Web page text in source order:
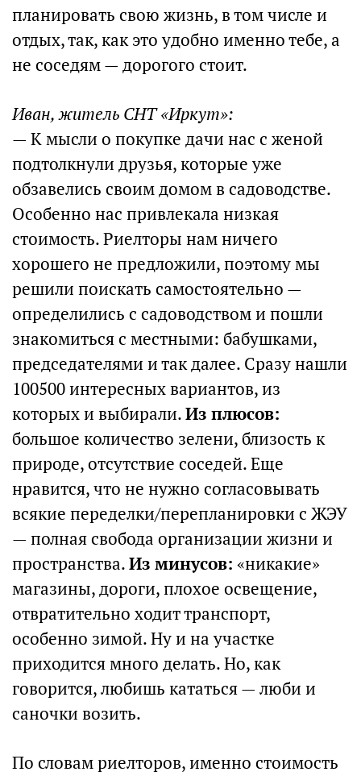
планировать свою жизнь, в том числе и
отдых, так, как это удобно именно тебе, а
не соседям — дорогого стоит.
Иван, житель СНТ «Иркут»:
— К мысли о покупке дачи нас с женой
подтолкнули друзья, которые уже
обзавелись своим домом в садоводстве.
Особенно нас привлекала низкая
стоимость. Риелторы нам ничего
хорошего не предложили, поэтому мы
решили поискать самостоятельно —
определились с садоводством и пошли
знакомиться с местными: бабушками,
председателями и так далее. Сразу нашли
100500 интересных вариантов, из
которых и выбирали.Из плюсов:
большое количество зелени, близость к
природе, отсутствие соседей. Еще
нравится, что не нужно согласовывать
всякие переделки/перепланировки с ЖЭУ
— полная свобода организации жизни и
пространства.Из минусов: «никакие»
магазины, дороги, плохое освещение,
отвратительно ходит транспорт,
особенно зимой. Ну и на участке
приходится много делать. Но, как
говорится, любишь кататься — люби и
саночки возить.
По словам риелторов, именно стоимость